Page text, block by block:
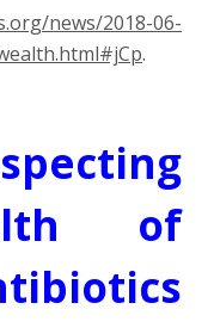
news/2018-06-
.
of